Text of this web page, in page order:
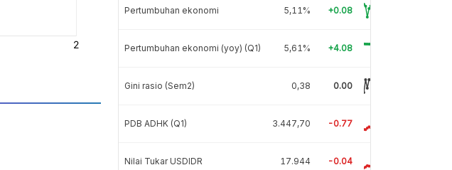
Pertumbuhan ekonomi 5,11% +0.08
Pertumbuhan ekonomi (yoy) (Q1) 5,61% +4.08
Gini rasio (Sem2) 0,38 0.00
PDB ADHK (Q1) 3.447,70 -0.77
Nilai Tukar USDIDR 17.944 -0.04